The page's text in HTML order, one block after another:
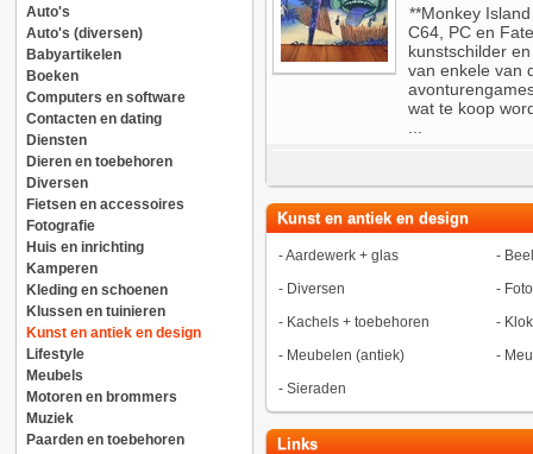
Auto's
Auto's (diversen)
Babyartikelen
Boeken
Computers en software
Contacten en dating
Diensten
Dieren en toebehoren
Diversen
Fietsen en accessoires
Fotografie
Huis en inrichting
Kamperen
Kleding en schoenen
Klussen en tuinieren
Kunst en antiek en design
Lifestyle
Meubels
Motoren en brommers
Muziek
Paarden en toebehoren
**Monkey
C64, PC en
kunstschilder
van enkele van
wat te koop
Kunst en antiek en design
-Aardewerk + glas -
- Diversen -
- Kachels + toebehoren -
- Meubelen (antiek) -
- Sieraden
Links